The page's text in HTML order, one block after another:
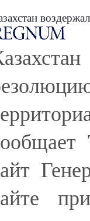
воздержался от